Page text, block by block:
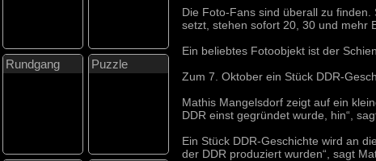
Rundgang Puzzle
Die Foto-Fans sind überall zu
setzt, stehen sofort 20, 30 und mehr
Ein beliebtes Fotoobjekt ist der
Zum 7. Oktober ein Stück DDR-
Mathis Mangelsdorf zeigt auf ein
DDR einst gegründet wurde, hin“,
Ein Stück DDR-Geschichte wird an
der DDR produziert wurden“, sagt